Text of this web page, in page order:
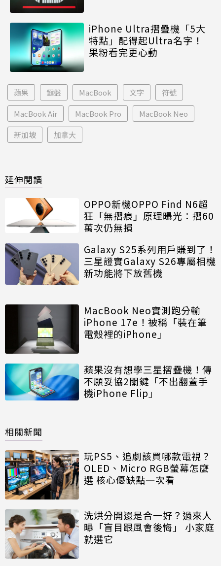
iPhone Ultra摺疊機「5大
特點」配得起Ultra名字！
果粉看完更心動
蘋果 鍵盤 MacBook 文字 符號
MacBook Air MacBook Pro MacBook Neo
新加坡 加拿大
延伸閱讀
OPPO新機OPPO Find N6超
狂「無摺痕」原理曝光：摺60
萬次仍無損
Galaxy S25系列用戶賺到了！
三星證實Galaxy S26專屬相機
新功能將下放舊機
MacBook Neo實測跑分輸
iPhone 17e！被稱「裝在筆
電殼裡的iPhone」
蘋果沒有想學三星摺疊機！傳
不願妥協2關鍵「不出翻蓋手
機iPhone Flip」
相關新聞
玩PS5、追劇該買哪款電視？
OLED、Micro RGB螢幕怎麼
選 核心優缺點一次看
洗烘分開還是合一好？過來人
曝「盲目跟風會後悔」 小家庭
就選它